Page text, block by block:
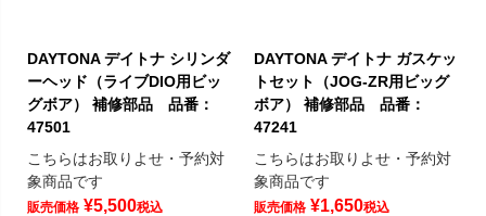
DAYTONA デイトナ シリンダ
ーヘッド（ライブDIO用ビッ
グボア） 補修部品 品番：
47501
こちらはお取りよせ・予約対
象商品です
販売価格 ¥5,500税込
DAYTONA デイトナ ガスケッ
トセット（JOG-ZR用ビッグ
ボア） 補修部品 品番：
47241
こちらはお取りよせ・予約対
象商品です
販売価格 ¥1,650税込